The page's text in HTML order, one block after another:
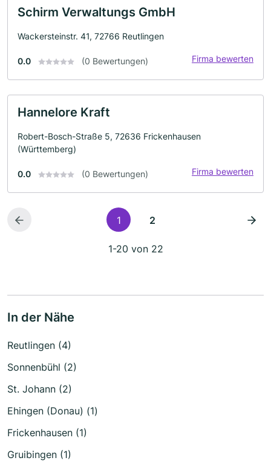
Schirm Verwaltungs GmbH
Wackersteinstr. 41, 72766 Reutlingen
0.0 (0 Bewertungen) Firma bewerten
Hannelore Kraft
Robert-Bosch-Straße 5, 72636 Frickenhausen
(Württemberg)
0.0 (0 Bewertungen) Firma bewerten
1 2
1-20 von 22
In der Nähe
Reutlingen (4)
Sonnenbühl (2)
St. Johann (2)
Ehingen (Donau) (1)
Frickenhausen (1)
Gruibingen (1)